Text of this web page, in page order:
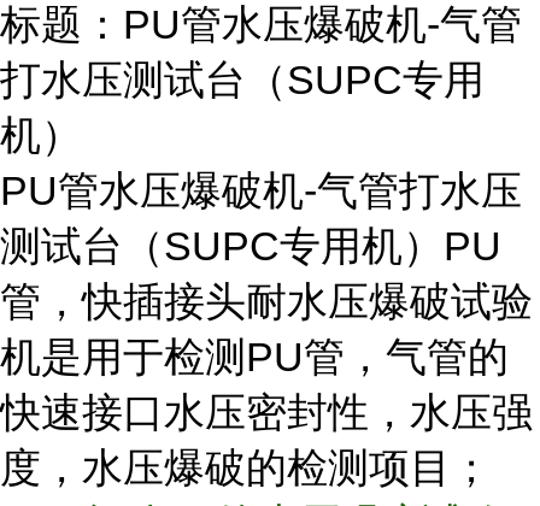
标题：PU管水压爆破机-气管
打水压测试台（SUPC专用
机）
PU管水压爆破机-气管打水压
测试台（SUPC专用机）PU
管，快插接头耐水压爆破试验
机是用于检测PU管，气管的
快速接口水压密封性，水压强
度，水压爆破的检测项目；